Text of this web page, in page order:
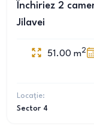
Închiriez 2
Jilavei
51.00 m2
Locație:
Sector 4